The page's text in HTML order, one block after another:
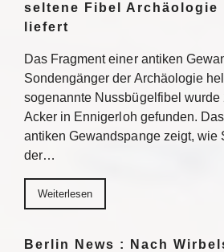
seltene Fibel Archäologie
liefert
Das Fragment einer antiken
Sondengänger der Archäologie
sogenannte Nussbügelfibel wurde
Acker in Ennigerloh gefunden.
antiken Gewandspange zeigt, wie
der…
Weiterlesen
Berlin News : Nach